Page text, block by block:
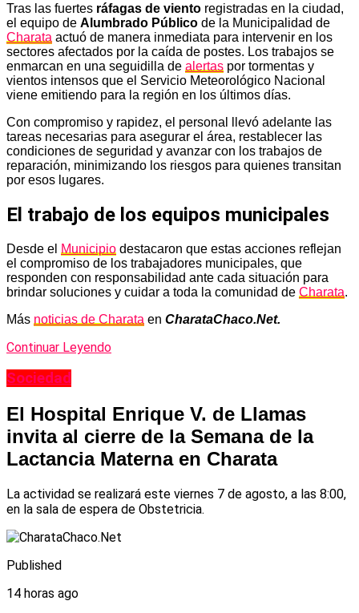
Tras las fuertes ráfagas de viento registradas en la ciudad,
el equipo de Alumbrado Público de la Municipalidad de
Charata actuó de manera inmediata para intervenir en los
sectores afectados por la caída de postes. Los trabajos se
enmarcan en una seguidilla de alertas por tormentas y
vientos intensos que el Servicio Meteorológico Nacional
viene emitiendo para la región en los últimos días.
Con compromiso y rapidez, el personal llevó adelante las
tareas necesarias para asegurar el área, restablecer las
condiciones de seguridad y avanzar con los trabajos de
reparación, minimizando los riesgos para quienes transitan
por esos lugares.
El trabajo de los equipos municipales
Desde el Municipio destacaron que estas acciones reflejan
el compromiso de los trabajadores municipales, que
responden con responsabilidad ante cada situación para
brindar soluciones y cuidar a toda la comunidad de Charata.
Más noticias de Charata en CharataChaco.Net.
Continuar Leyendo
Sociedad
El Hospital Enrique V. de Llamas
invita al cierre de la Semana de la
Lactancia Materna en Charata
La actividad se realizará este viernes 7 de agosto, a las 8:00,
en la sala de espera de Obstetricia.
Published
14 horas ago